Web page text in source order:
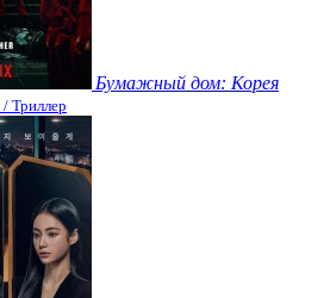
Бумажный дом: Корея
Триллер